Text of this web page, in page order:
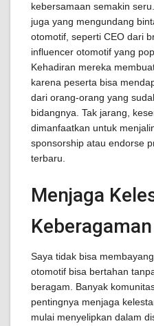
kebersamaan semakin
juga yang mengundang
otomotif, seperti CEO dari
influencer otomotif yang
Kehadiran mereka
karena peserta bisa
dari orang-orang yang
bidangnya. Tak jarang,
dimanfaatkan untuk
sponsorship atau endorse
terbaru.
Menjaga
Keberagaman
Saya tidak bisa
otomotif bisa bertahan
beragam. Banyak
pentingnya menjaga
mulai menyelipkan dalam